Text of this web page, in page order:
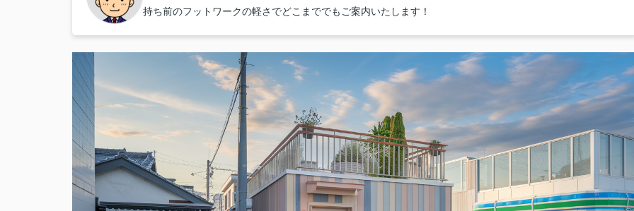
持ち前のフットワークの軽さでどこまででもご案内いたします！